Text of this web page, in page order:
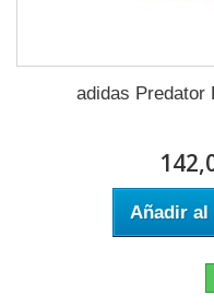
adidas Predator
Añadir